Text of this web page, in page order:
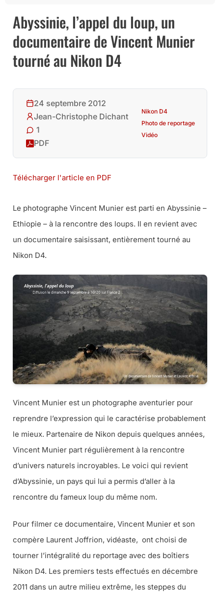
Abyssinie, l’appel du loup, un
documentaire de Vincent Munier
tourné au Nikon D4
24 septembre 2012
Jean-Christophe Dichant
1
PDF
Nikon D4
Photo de reportage
Vidéo
Télécharger l'article en PDF
Le photographe Vincent Munier est parti en Abyssinie –
Ethiopie – à la rencontre des loups. Il en revient avec
un documentaire saisissant, entièrement tourné au
Nikon D4.
Vincent Munier est un photographe aventurier pour
reprendre l’expression qui le caractérise probablement
le mieux. Partenaire de Nikon depuis quelques années,
Vincent Munier part régulièrement à la rencontre
d’univers naturels incroyables. Le voici qui revient
d’Abyssinie, un pays qui lui a permis d’aller à la
rencontre du fameux loup du même nom.
Pour filmer ce documentaire, Vincent Munier et son
compère Laurent Joffrion, vidéaste, ont choisi de
tourner l’intégralité du reportage avec des boîtiers
Nikon D4. Les premiers tests effectués en décembre
2011 dans un autre milieu extrême, les steppes du